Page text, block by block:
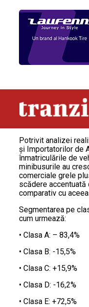
Potrivit analizei
și Importatorilor de
înmatriculările de
minibusurile au
comerciale grele
scădere accentuată
comparativ cu
Segmentarea pe
cum urmează:
• Clasa A: – 83,4%
• Clasa B: -15,5%
• Clasa C: +15,9%
• Clasa D: -16,2%
• Clasa E: +72,5%